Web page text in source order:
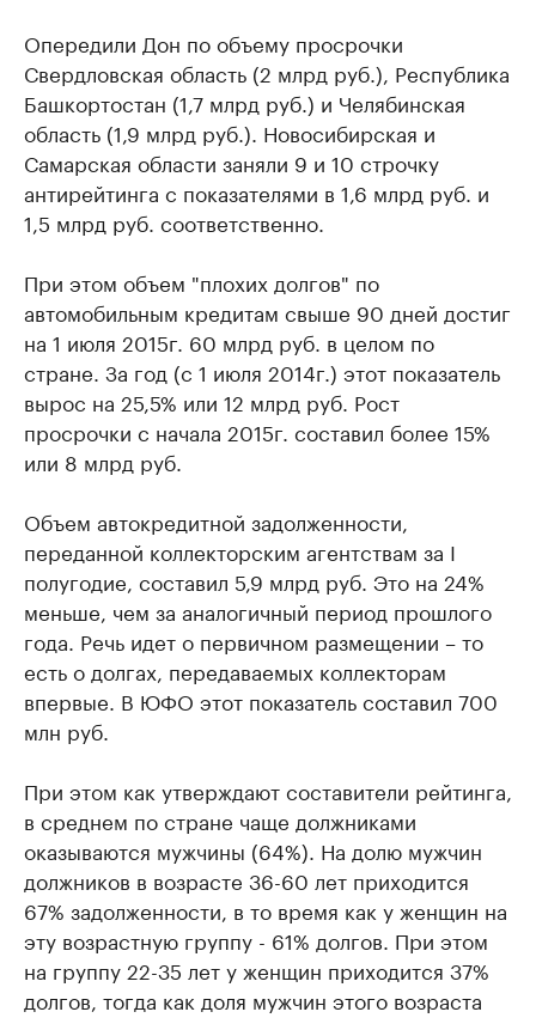
Опередили Дон по объему просрочки
Свердловская область (2 млрд руб.), Республика
Башкортостан (1,7 млрд руб.) и Челябинская
область (1,9 млрд руб.). Новосибирская и
Самарская области заняли 9 и 10 строчку
антирейтинга с показателями в 1,6 млрд руб. и
1,5 млрд руб. соответственно.
При этом объем "плохих долгов" по
автомобильным кредитам свыше 90 дней достиг
на 1 июля 2015г. 60 млрд руб. в целом по
стране. За год (с 1 июля 2014г.) этот показатель
вырос на 25,5% или 12 млрд руб. Рост
просрочки с начала 2015г. составил более 15%
или 8 млрд руб.
Объем автокредитной задолженности,
переданной коллекторским агентствам за I
полугодие, составил 5,9 млрд руб. Это на 24%
меньше, чем за аналогичный период прошлого
года. Речь идет о первичном размещении – то
есть о долгах, передаваемых коллекторам
впервые. В ЮФО этот показатель составил 700
млн руб.
При этом как утверждают составители рейтинга,
в среднем по стране чаще должниками
оказываются мужчины (64%). На долю мужчин
должников в возрасте 36-60 лет приходится
67% задолженности, в то время как у женщин на
эту возрастную группу - 61% долгов. При этом
на группу 22-35 лет у женщин приходится 37%
долгов, тогда как доля мужчин этого возраста